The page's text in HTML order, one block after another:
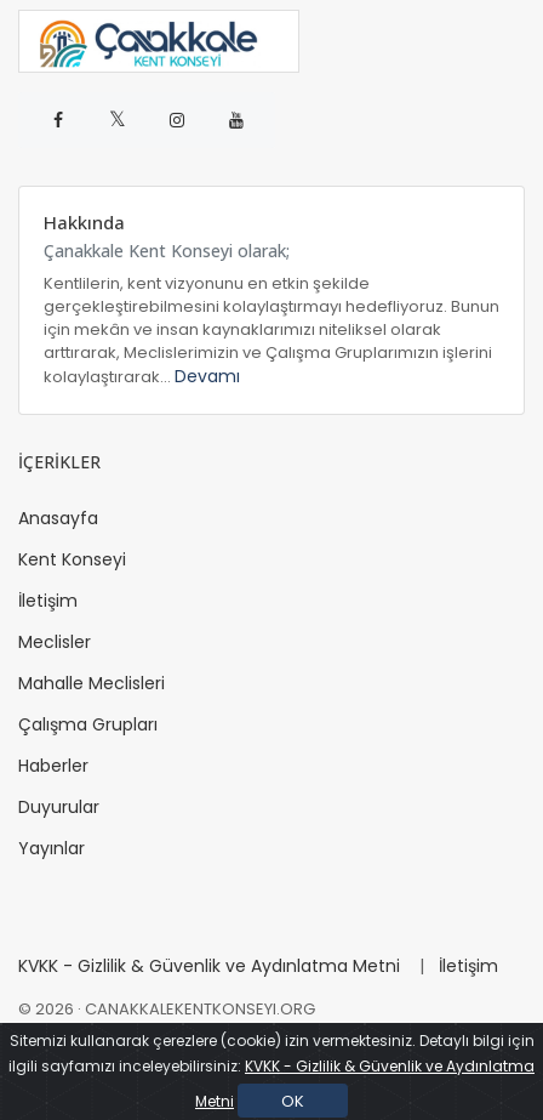
𝕏
Hakkında
Çanakkale Kent Konseyi olarak;
Kentlilerin, kent vizyonunu en etkin şekilde
gerçekleştirebilmesini kolaylaştırmayı hedefliyoruz. Bunun
için mekân ve insan kaynaklarımızı niteliksel olarak
arttırarak, Meclislerimizin ve Çalışma Gruplarımızın işlerini
kolaylaştırarak... Devamı
İÇERİKLER
Anasayfa
Kent Konseyi
İletişim
Meclisler
Mahalle Meclisleri
Çalışma Grupları
Haberler
Duyurular
Yayınlar
KVKK - Gizlilik & Güvenlik ve Aydınlatma Metni | İletişim
© 2026 · CANAKKALEKENTKONSEYI.ORG
Tasarım - KodlamaÇanakkale İçinde
Sitemizi kullanarak çerezlere (cookie) izin vermektesiniz. Detaylı bilgi için
ilgili sayfamızı inceleyebilirsiniz: KVKK - Gizlilik & Güvenlik ve Aydınlatma
Metni
OK